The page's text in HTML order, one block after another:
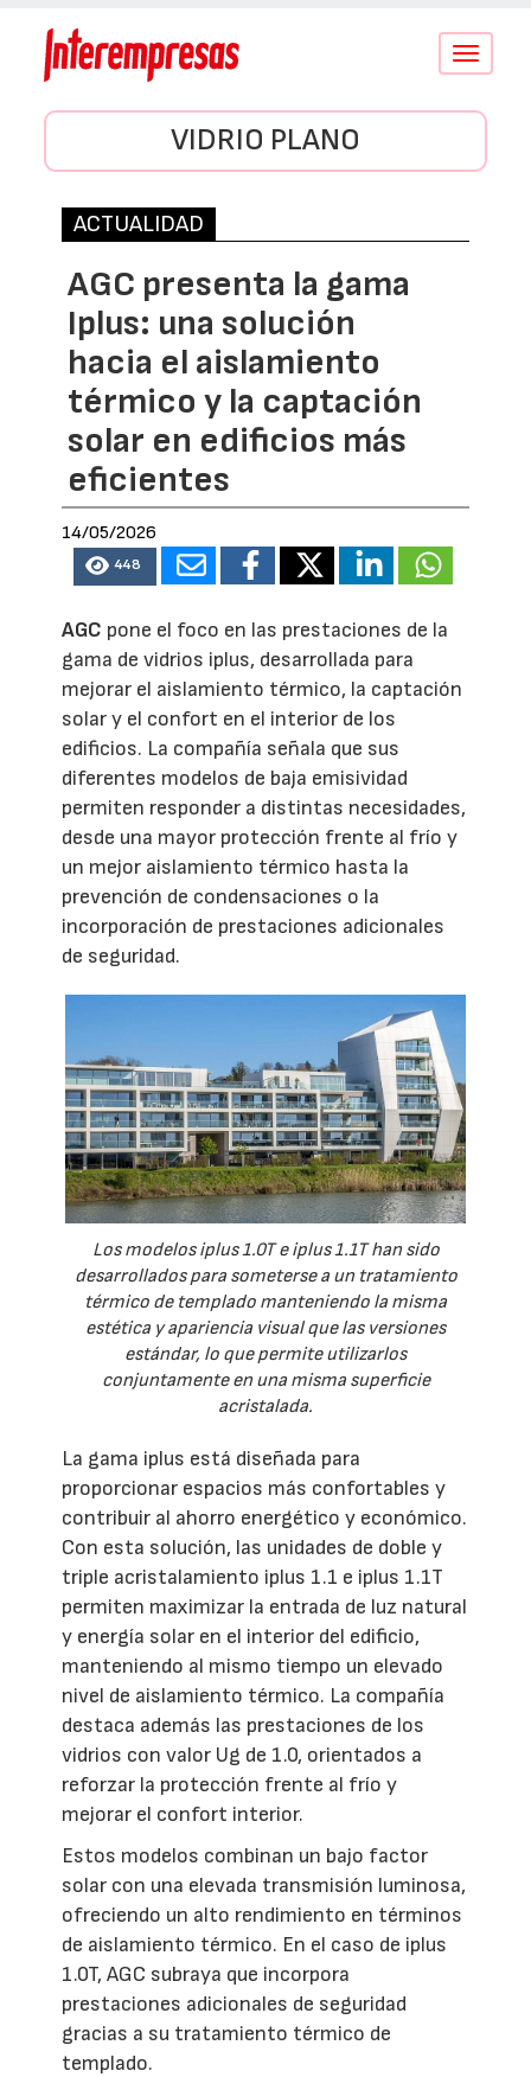
Conmutar
VIDRIO PLANO
ACTUALIDAD
AGC presenta la gama
Iplus: una solución
hacia el aislamiento
térmico y la captación
solar en edificios más
eficientes
14/05/2026
448
AGC pone el foco en las prestaciones de la
gama de vidrios iplus, desarrollada para
mejorar el aislamiento térmico, la captación
solar y el confort en el interior de los
edificios. La compañía señala que sus
diferentes modelos de baja emisividad
permiten responder a distintas necesidades,
desde una mayor protección frente al frío y
un mejor aislamiento térmico hasta la
prevención de condensaciones o la
incorporación de prestaciones adicionales
de seguridad.
Los modelos iplus 1.0T e iplus 1.1T han sido
desarrollados para someterse a un tratamiento
térmico de templado manteniendo la misma
estética y apariencia visual que las versiones
estándar, lo que permite utilizarlos
conjuntamente en una misma superficie
acristalada.
La gama iplus está diseñada para
proporcionar espacios más confortables y
contribuir al ahorro energético y económico.
Con esta solución, las unidades de doble y
triple acristalamiento iplus 1.1 e iplus 1.1T
permiten maximizar la entrada de luz natural
y energía solar en el interior del edificio,
manteniendo al mismo tiempo un elevado
nivel de aislamiento térmico. La compañía
destaca además las prestaciones de los
vidrios con valor Ug de 1.0, orientados a
reforzar la protección frente al frío y
mejorar el confort interior.
Estos modelos combinan un bajo factor
solar con una elevada transmisión luminosa,
ofreciendo un alto rendimiento en términos
de aislamiento térmico. En el caso de iplus
1.0T, AGC subraya que incorpora
prestaciones adicionales de seguridad
gracias a su tratamiento térmico de
templado.